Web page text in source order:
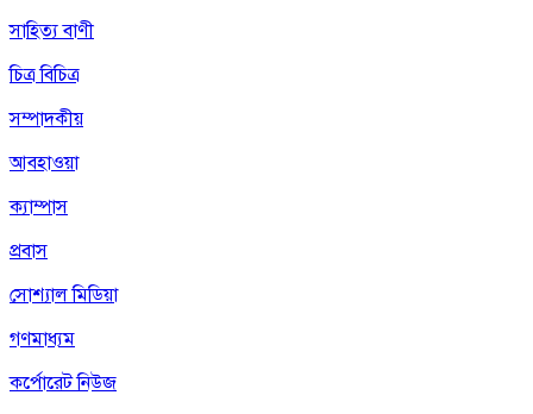
সাহিত্য বাণী
চিত্র বিচিত্র
সম্পাদকীয়
আবহাওয়া
ক্যাম্পাস
প্রবাস
সোশ্যাল মিডিয়া
গণমাধ্যম
কর্পোরেট নিউজ